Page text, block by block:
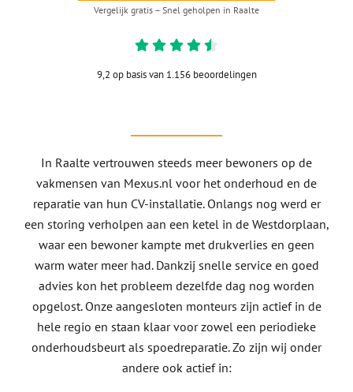
Vergelijk gratis – Snel geholpen in Raalte
9,2 op basis van 1.156 beoordelingen
In Raalte vertrouwen steeds meer bewoners op de
vakmensen van Mexus.nl voor het onderhoud en de
reparatie van hun CV-installatie. Onlangs nog werd er
een storing verholpen aan een ketel in de Westdorplaan,
waar een bewoner kampte met drukverlies en geen
warm water meer had. Dankzij snelle service en goed
advies kon het probleem dezelfde dag nog worden
opgelost. Onze aangesloten monteurs zijn actief in de
hele regio en staan klaar voor zowel een periodieke
onderhoudsbeurt als spoedreparatie. Zo zijn wij onder
andere ook actief in: